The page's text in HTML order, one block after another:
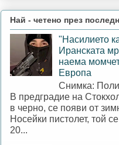
Най - четено през
"Насилието
Иранската
наема
Европа
Снимка:
В предградие на
в черно, се появи от
Носейки пистолет, той
20...